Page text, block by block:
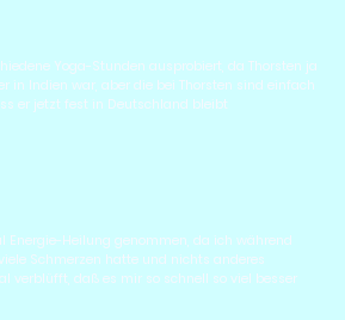
Yoga-Stunden ausprobiert, da Thorsten ja
in Indien war, aber die bei Thorsten sind einfach
er jetzt fest in Deutschland bleibt
Energie-Heilung genommen, da ich während
Schmerzen hatte und nichts anderes
verblüfft, daß es mir so schnell so viel besser